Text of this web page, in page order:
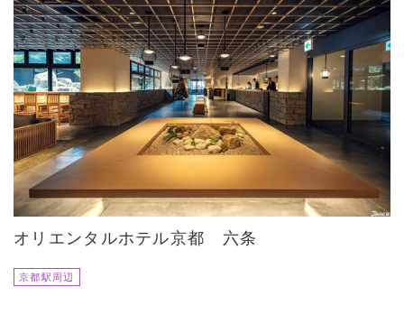
オリエンタルホテル京都 六条
京都駅周辺